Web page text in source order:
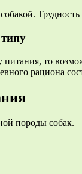
питания, то
рациона
породы собак.